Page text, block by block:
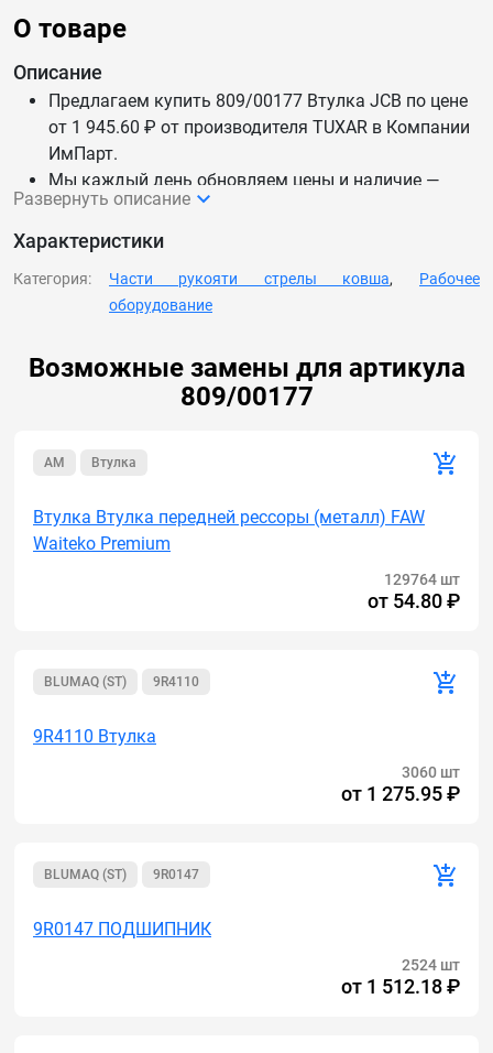
Возможные замены для артикула
809/00177
AM Втулка
Втулка Втулка передней рессоры (металл) FAW
Waiteko Premium
129764 шт
от 54.80 ₽
BLUMAQ (ST) 9R4110
9R4110 Втулка
3060 шт
от 1 275.95 ₽
BLUMAQ (ST) 9R0147
9R0147 ПОДШИПНИК
2524 шт
от 1 512.18 ₽
О товаре
Описание
Предлагаем купить 809/00177 Втулка JCB по цене
от 1 945.60 ₽ от производителя TUXAR в Компании
ИмПарт.
Мы каждый день обновляем цены и наличие —
данные актуальны.
Доставим 809/00177 Втулка JCB по России и СНГ.
Развернуть описание
Характеристики
Категория: Части рукояти стрелы ковша, Рабочее
оборудование